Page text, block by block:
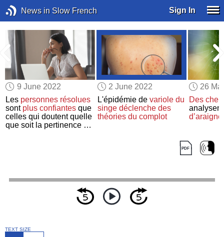
News in Slow French Sign In
9 June 2022
Les personnes résolues
sont plus confiantes que
celles qui doutent quelle
que soit la pertinence de
2 June 2022
L'épidémie de variole du
singe déclenche des
théories du complot
26
Des
TEXT SIZE